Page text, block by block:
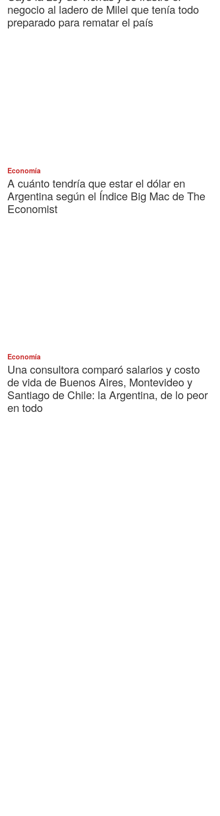
negocio al ladero de Milei que tenía todo
preparado para rematar el país
Economía
A cuánto tendría que estar el dólar en
Argentina según el Índice Big Mac de The
Economist
Economía
Una consultora comparó salarios y costo
de vida de Buenos Aires, Montevideo y
Santiago de Chile: la Argentina, de lo peor
en todo